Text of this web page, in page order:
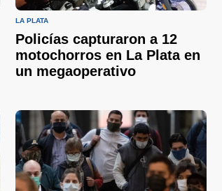
LA PLATA
Policías capturaron a 12
motochorros en La Plata en
un megaoperativo